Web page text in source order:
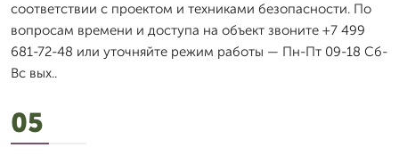
соответствии с проектом и техниками безопасности. По
вопросам времени и доступа на объект звоните +7 499
681-72-48 или уточняйте режим работы — Пн-Пт 09-18 Сб-
Вс вых..
05